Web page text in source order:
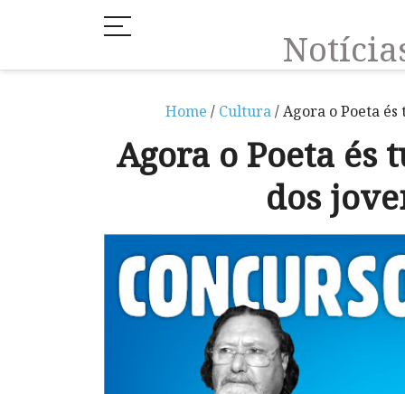
Home / Cultura/ Agora o Poeta és
Agora o Poeta
dos